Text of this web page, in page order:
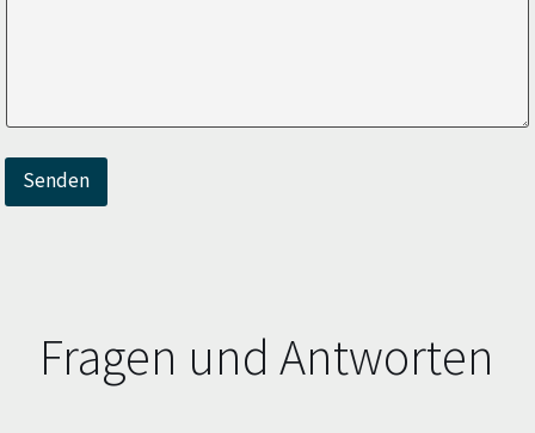
Senden
Fragen und Antworten